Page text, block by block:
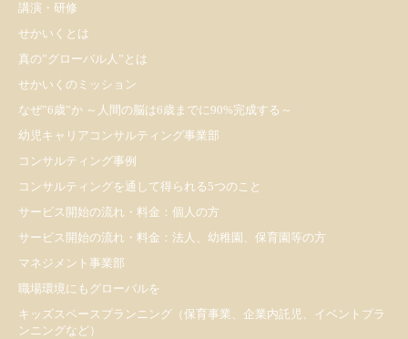
講演・研修
せかいくとは
真の”グローバル人”とは
せかいくのミッション
なぜ”6歳”か ～人間の脳は6歳までに90%完成する～
幼児キャリアコンサルティング事業部
コンサルティング事例
コンサルティングを通して得られる5つのこと
サービス開始の流れ・料金：個人の方
サービス開始の流れ・料金：法人、幼稚園、保育園等の方
マネジメント事業部
職場環境にもグローバルを
キッズスペースプランニング（保育事業、企業内託児、イベントプラ
ンニングなど）